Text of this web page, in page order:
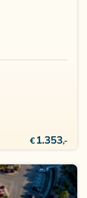
€ 1.353,-